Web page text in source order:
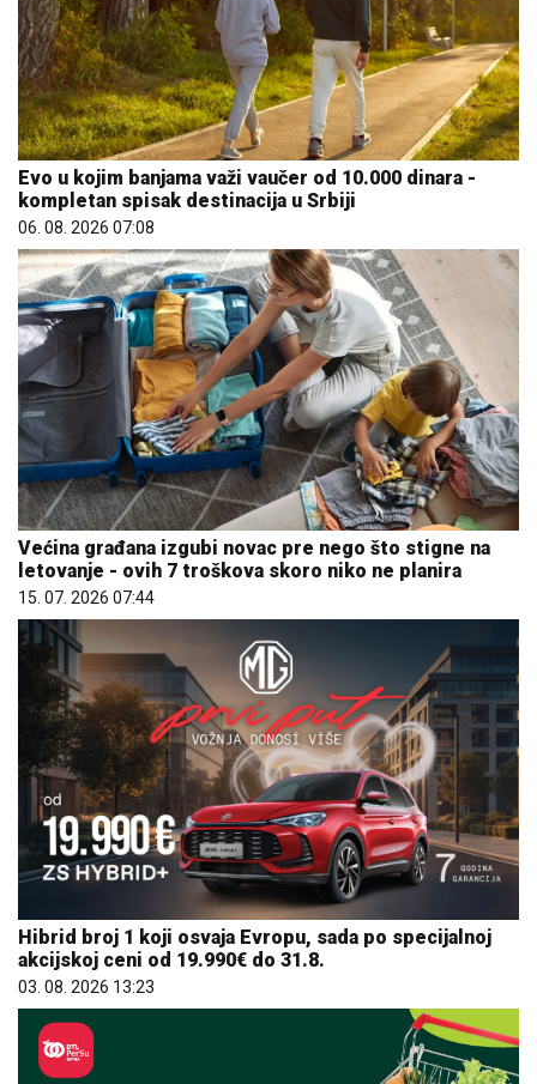
Evo u kojim banjama važi vaučer od 10.000 dinara -
kompletan spisak destinacija u Srbiji
06. 08. 2026 07:08
Većina građana izgubi novac pre nego što stigne na
letovanje - ovih 7 troškova skoro niko ne planira
15. 07. 2026 07:44
Hibrid broj 1 koji osvaja Evropu, sada po specijalnoj
akcijskoj ceni od 19.990€ do 31.8.
03. 08. 2026 13:23